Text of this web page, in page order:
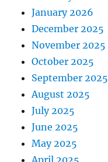
January 2026
December 2025
November 2025
October 2025
September 2025
August 2025
July 2025
June 2025
May 2025